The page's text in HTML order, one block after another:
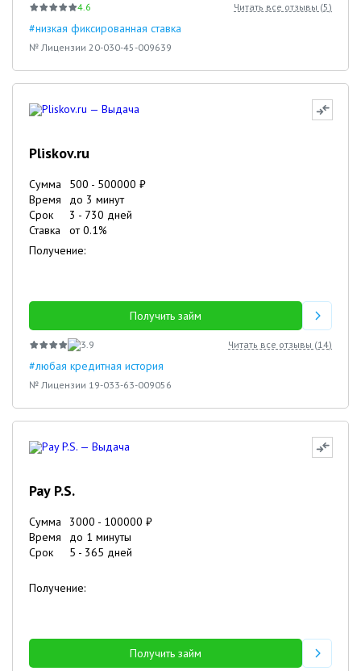
4.6 Читать все отзывы (5)
#низкая фиксированная ставка
№ Лицензии 20-030-45-009639
Pliskov.ru
Сумма 500 - 500000 ₽
Время
до 3 минут
Срок
3 - 730 дней
Ставка
от0.1%
Получение:
Получить займ
3.9 Читать все отзывы (14)
#любая кредитная история
№ Лицензии 19-033-63-009056
Pay P.S.
Сумма 3000 - 100000 ₽
Время
до 1 минуты
Срок
5 - 365 дней
Получение:
Получить займ